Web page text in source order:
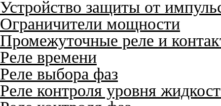
Устройство защиты от
Ограничители мощности
Промежуточные реле и
Реле времени
Реле выбора фаз
Реле контроля уровня